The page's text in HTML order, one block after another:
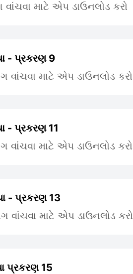
માટે એપ ડાઉનલોડ કરો
- પ્રકરણ 9
વાંચવા માટે એપ ડાઉનલોડ કરો
- પ્રકરણ 11
વાંચવા માટે એપ ડાઉનલોડ કરો
- પ્રકરણ 13
વાંચવા માટે એપ ડાઉનલોડ કરો
પ્રકરણ 15